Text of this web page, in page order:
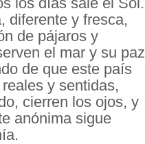
diferente y fresca,
de pájaros y
el mar y su paz
de que este país
y sentidas,
cierren los ojos, y
anónima sigue